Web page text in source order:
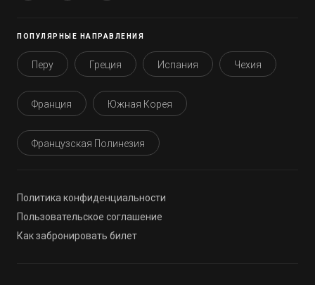
ПОПУЛЯРНЫЕ НАПРАВЛЕНИЯ
Перу Греция Испания Чехия
Франция Южная Корея
Французская Полинезия
Политика конфиденциальности
Пользовательское соглашение
Как забронировать билет